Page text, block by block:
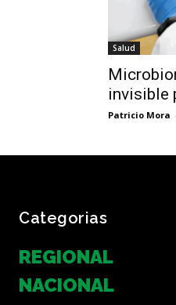
Salud
invisible
Patricio Mora -
Categorias
REGIONAL
NACIONAL